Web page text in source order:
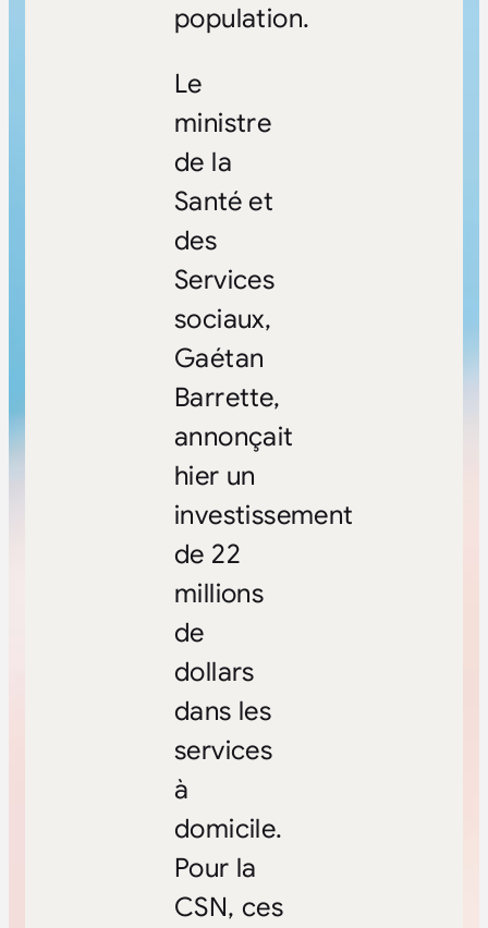
population.
Le
ministre
de la
Santé et
des
Services
sociaux,
Gaétan
Barrette,
annonçait
hier un
investissement
de 22
millions
de
dollars
dans les
services
à
domicile.
Pour la
CSN, ces